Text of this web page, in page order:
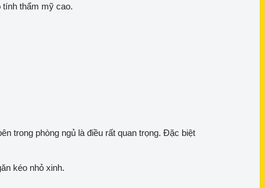
thẩm mỹ cao.
trong phòng ngủ là điều rất quan trọng. Đặc biệt
kéo nhỏ xinh.